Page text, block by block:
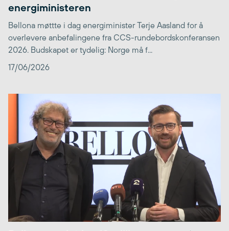
energiministeren
Bellona møttte i dag energiminister Terje Aasland for å
overlevere anbefalingene fra CCS-rundebordskonferansen
2026. Budskapet er tydelig: Norge må f...
17/06/2026